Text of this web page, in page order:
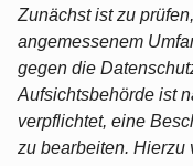
Zunächst ist zu
angemessenem
gegen die
Aufsichtsbehörde ist
verpflichtet, eine
zu bearbeiten. Hierzu